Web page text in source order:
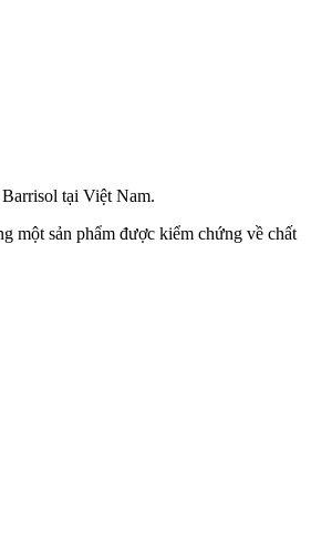
tại Việt Nam.
một sản phẩm được kiểm chứng về chất